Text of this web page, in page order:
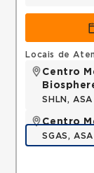
Locais de
Centro
SHLN,
Centro
SGAS,